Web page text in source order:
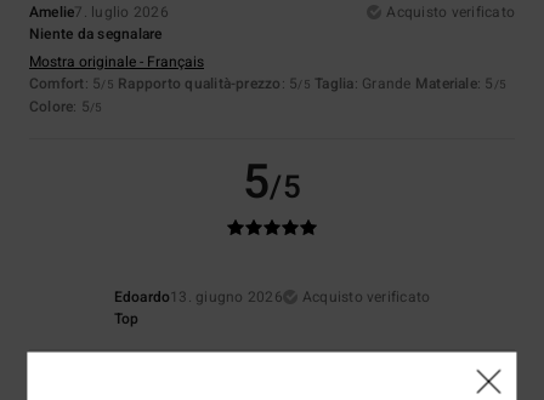
Amelie7. luglio 2026
Acquisto verificato
Niente da segnalare
Mostra originale - Français
Comfort: 5/5 Rapporto qualità-prezzo: 5/5 Taglia: Grande Materiale: 5 /5
Colore: 5/5
5/5
Edoardo13. giugno 2026
Acquisto verificato
Top